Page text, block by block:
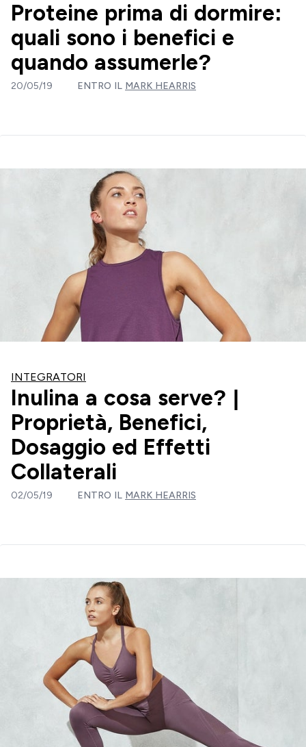
Proteine prima di dormire:
quali sono i benefici e
quando assumerle?
20/05/19 ENTRO IL MARK HEARRIS
INTEGRATORI
Inulina a cosa serve? |
Proprietà, Benefici,
Dosaggio ed Effetti
Collaterali
02/05/19 ENTRO IL MARK HEARRIS